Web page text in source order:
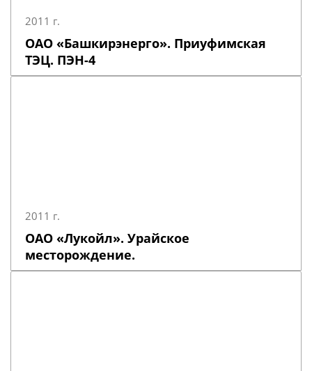
2011 г.
ОАО «Башкирэнерго». Приуфимская
ТЭЦ. ПЭН-4
2011 г.
ОАО «Лукойл». Урайское
месторождение.